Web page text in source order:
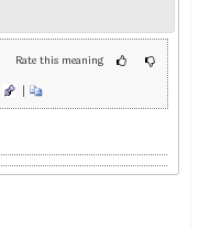
Rate this meaning
|